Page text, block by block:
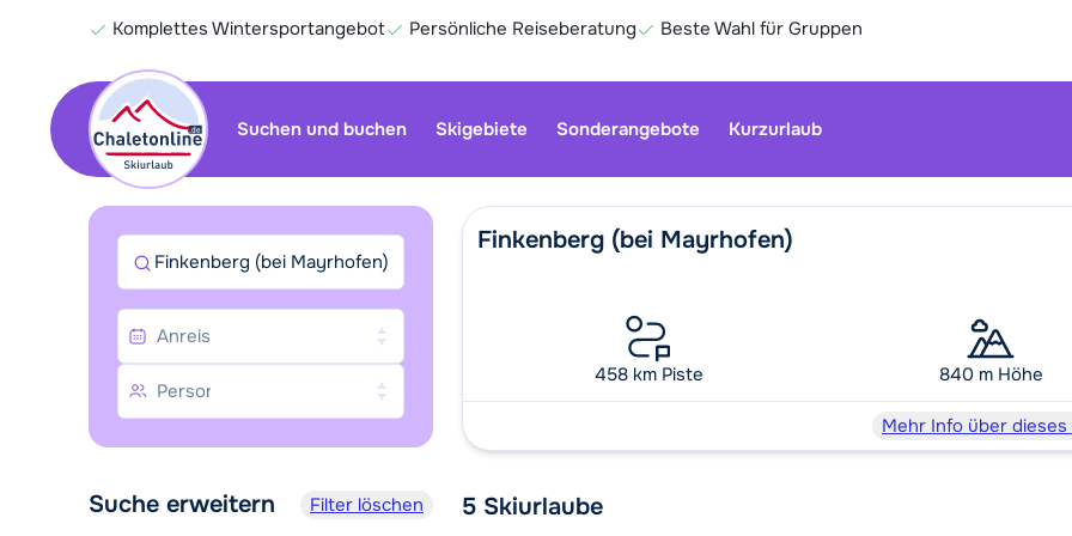
Komplettes Wintersportangebot Persönliche Reiseberatung Beste Wahl für Gruppen
Suchen und buchen Skigebiete Sonderangebote Kurzurlaub
Optionen
Finkenberg (bei Mayrhofen)
458 km Piste 840 m Höhe
Mehr Info über dieses
5 Skiurlaube
Finkenberg (bei Mayrhofen)
Suche erweitern Filter löschen